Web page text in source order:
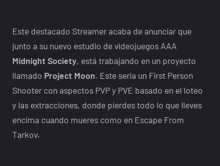
Este destacado Streamer acaba de anunciar que
junto a su nuevo estudio de videojuegos AAA
Midnight Society, está trabajando en un proyecto
llamado Project Moon. Este sería un First Person
Shooter con aspectos PVP y PVE basado en el loteo
y las extracciones, donde pierdes todo lo que lleves
encima cuando mueres como en Escape From
Tarkov.